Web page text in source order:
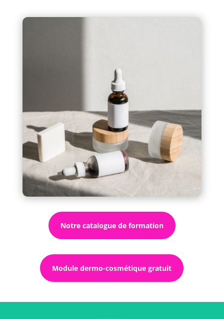
Notre catalogue de formation
Module dermo-cosmétique gratuit